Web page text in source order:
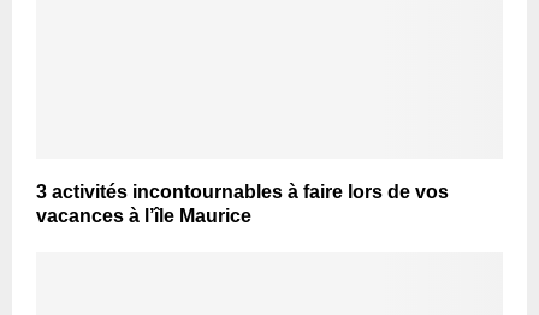
3 activités incontournables à faire lors de vos
vacances à l’île Maurice